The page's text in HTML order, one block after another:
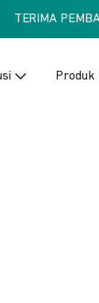
TERIMA
Produk